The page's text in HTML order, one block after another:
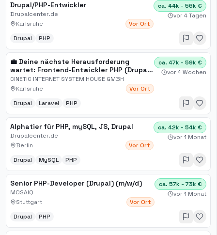
Drupal/PHP-Entwickler
Drupalcenter.de
Karlsruhe
Vor Ort
ca. 44k - 56k €
vor 4 Tagen
Drupal PHP
💼 Deine nächste Herausforderung
wartet: Frontend-Entwickler PHP (Drupal /
Laravel) / COPS (m/w/d) (Karlsruhe) bei
CINETIC INTERNET SYSTEM HOUSE GMBH
CINETIC INTERNET SYSTEM HOUSE GMBH
Karlsruhe
Vor Ort
ca. 47k - 59k €
vor 4 Wochen
Drupal Laravel PHP
Alphatier für PHP, mySQL, JS, Drupal
Drupalcenter.de
Berlin
Vor Ort
ca. 42k - 54k €
vor 1 Monat
Drupal MySQL PHP
Senior PHP-Developer (Drupal) (m/w/d)
MOSAIQ
Stuttgart
Vor Ort
ca. 57k - 73k €
vor 1 Monat
Drupal PHP